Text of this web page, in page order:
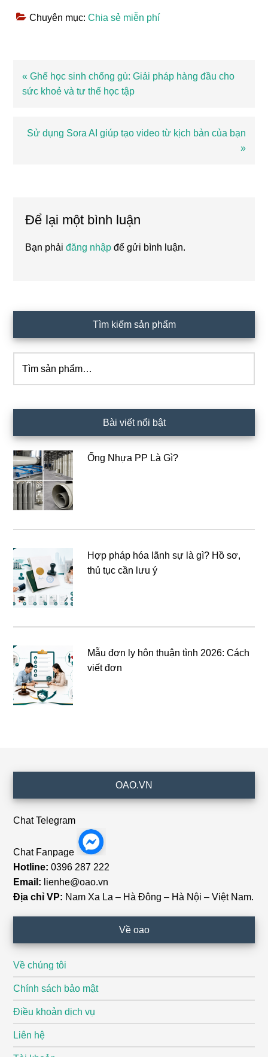
Chuyên mục:Chia sẻ miễn phí
Bài
viết
« Ghế học sinh chống gù: Giải pháp hàng đầu cho
sức khoẻ và tư thế học tập
Bài
Sử dụng Sora AI giúp tạo video từ kịch bản của bạn
»
Để lại một bình luận
Bạn phảiđăng nhập để gửi bình luận.
chính
Tìm kiếm sản phẩm
kiếm:
Bài viết nổi bật
Ống Nhựa PP Là Gì?
Hợp pháp hóa lãnh sự là gì? Hồ sơ,
thủ tục cần lưu ý
Mẫu đơn ly hôn thuận tình 2026: Cách
viết đơn
OAO.VN
Chat Telegram
Chat Fanpage
Hotline: 0396 287 222
Email: lienhe@oao.vn
Địa chỉ VP: Nam Xa La – Hà Đông – Hà Nội – Việt Nam.
Về oao
Về chúng tôi
Chính sách bảo mật
Điều khoản dịch vụ
Liên hệ